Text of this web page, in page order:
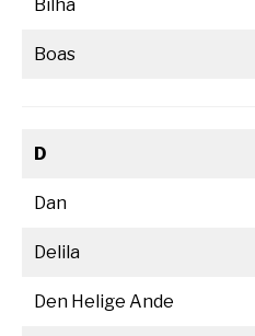
Bilha
Boas
D
Dan
Delila
Den Helige Ande